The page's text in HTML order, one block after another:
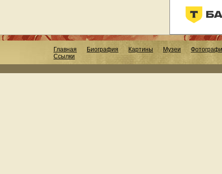
Главная Биография Картины Музеи
Ссылки